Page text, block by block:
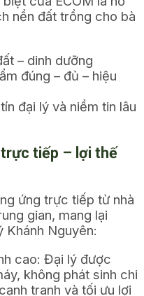
nền đất trồng cho bà
– dinh dưỡng
đúng – đủ – hiệu
đại lý và niềm tin lâu
trực tiếp – lợi thế
ứng trực tiếp từ nhà
gian, mang lại
Khánh Nguyên:
cao: Đại lý được
không phát sinh chi
tranh và tối ưu lợi